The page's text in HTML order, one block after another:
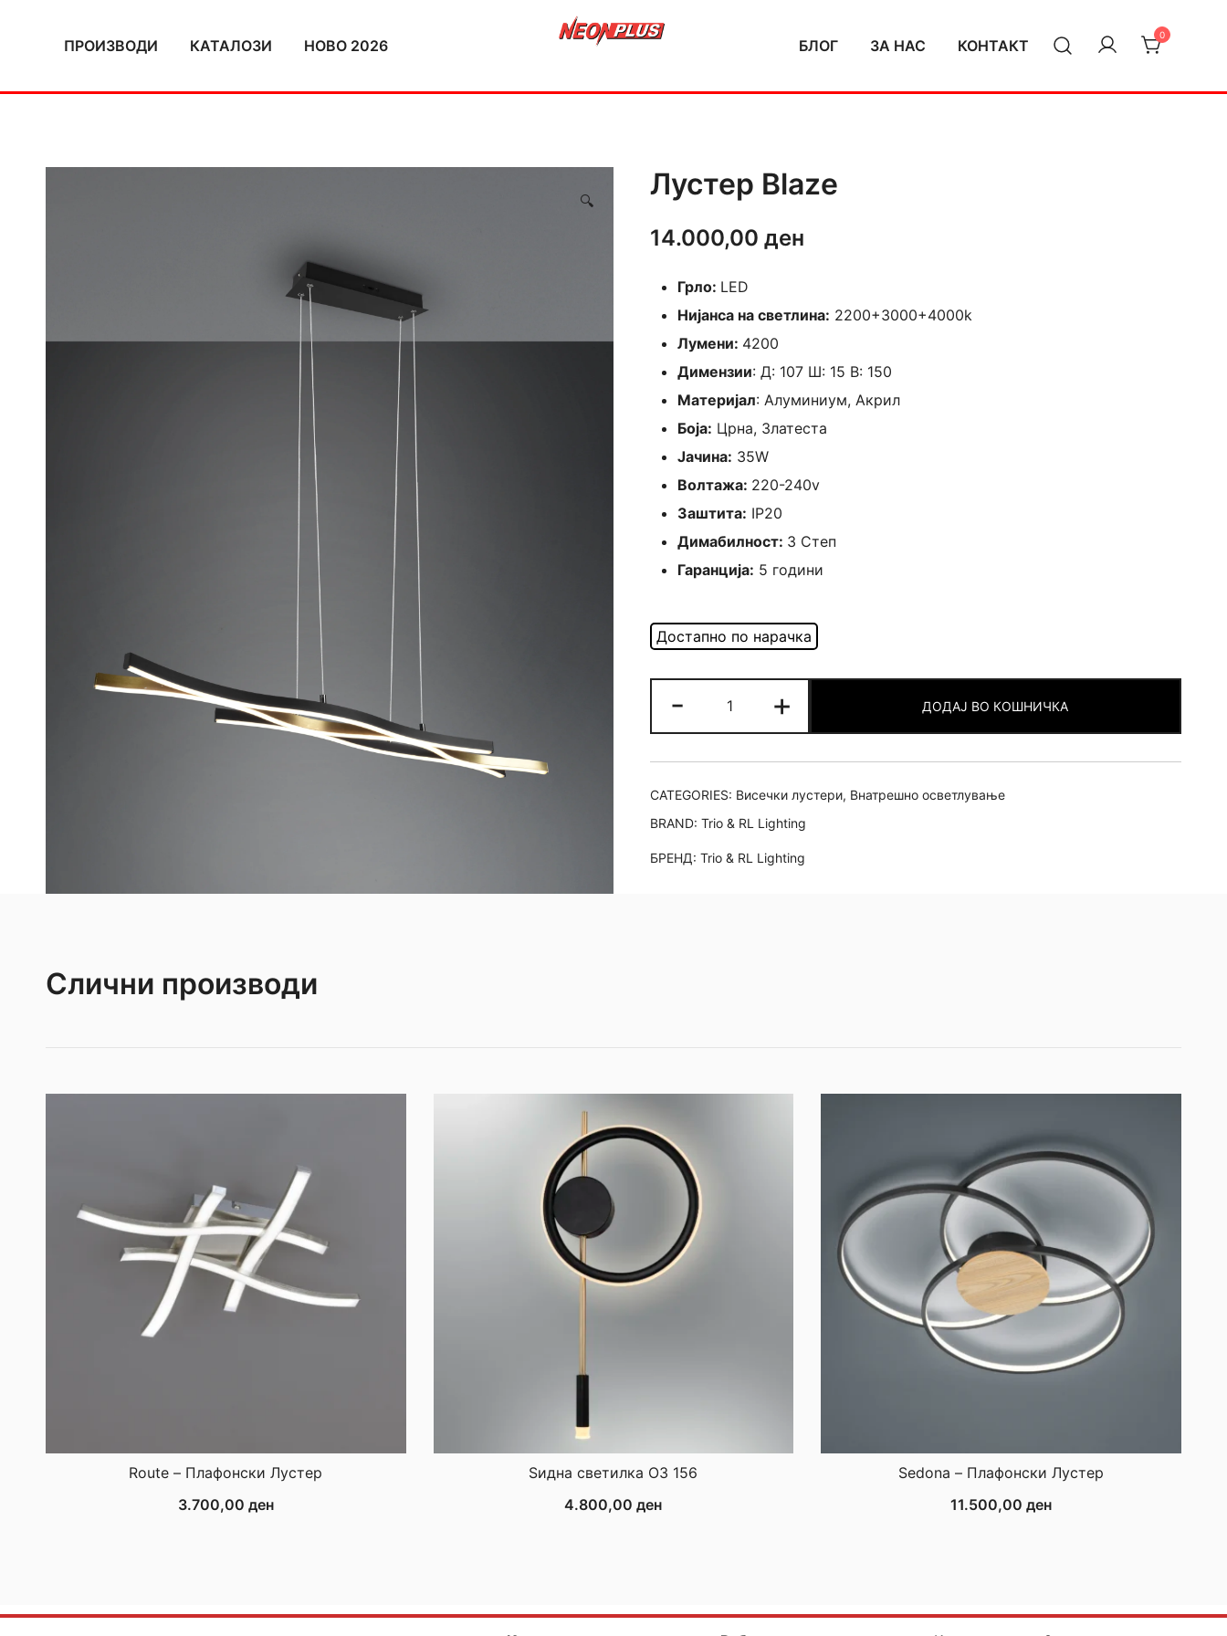
ПРОИЗВОДИ КАТАЛОЗИ НОВО 2026 БЛОГ ЗА НАС КОНТАКТ
0
🔍 Лустер Blaze
14.000,00 ден
Грло: LED
Нијанса на светлина: 2200+3000+4000k
Лумени: 4200
Димензии: Д: 107 Ш: 15 В: 150
Материјал: Алуминиум, Акрил
Боја: Црна, Златеста
Јачина: 35W
Волтажа: 220-240v
Заштита: IP20
Димабилност: 3 Степ
Гаранција: 5 години
-
Blaze
quantity
+ ДОДАЈ ВО КОШНИЧКА
CATEGORIES: Висечки лустери, Внатрешно осветлување
BRAND: Trio & RL Lighting
БРЕНД: Trio & RL Lighting
Слични производи
Route – Плафонски Лустер
3.700,00 ден
Ѕидна светилка ОЗ 156
4.800,00ден
Sedona – Плафонски Лустер
11.500,00ден